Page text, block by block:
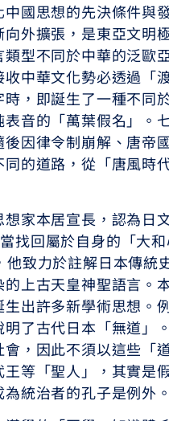
國思想的先決條件與
外擴張，是東亞文明
型不同於中華的泛歐
中華文化勢必透過「
時，即誕生了一種不
音的「萬葉假名」。
因律令制崩解、唐帝
的道路，從「唐風時
家本居宣長，認為日
找回屬於自身的「大
致力於註解日本傳統
上古天皇神聖語言。
出許多新學術思想。
了古代日本「無道」
，因此不須以這些「
等「聖人」，其實是
統治者的孔子是例外。